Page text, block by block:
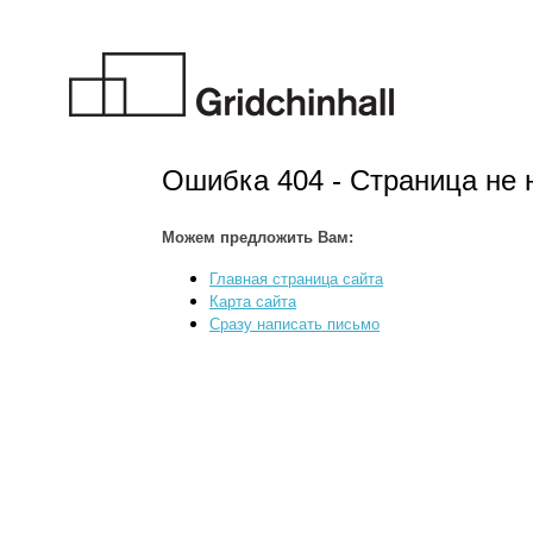
Ошибка 404 - Страница не
Можем предложить Вам:
Главная страница сайта
Карта сайта
Сразу написать письмо